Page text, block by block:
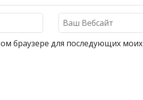
браузере для последующих моих